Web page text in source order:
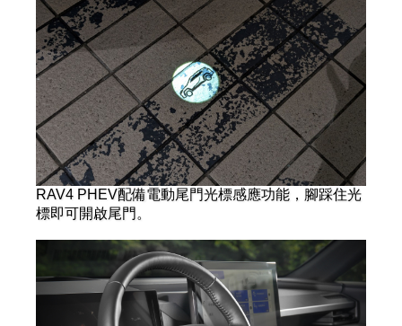
RAV4 PHEV配備電動尾門光標感應功能，腳踩住光
標即可開啟尾門。